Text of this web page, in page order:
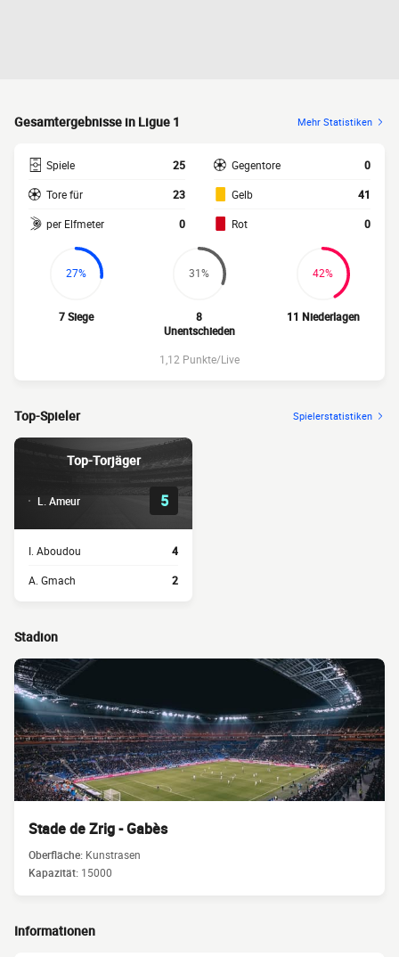
Gesamtergebnisse in Ligue 1 Mehr Statistiken
Spiele 25
Tore für 23
per Elfmeter 0
Gegentore 0
Gelb 41
Rot 0
27%
7 Siege
31%
8
Unentschieden
42%
11 Niederlagen
1,12 Punkte/Live
Top-Spieler Spielerstatistiken
Top-Torjäger
L. Ameur 5
I. Aboudou 4
A. Gmach 2
Stadion
Stade de Zrig - Gabès
Oberfläche: Kunstrasen
Kapazität: 15000
Informationen